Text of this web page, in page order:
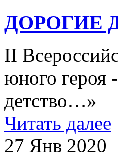
ДОРОГИЕ
II
юного героя
детство…»
Читать далее
27 Янв 2020